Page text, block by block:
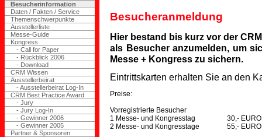
Besucherinformation
Daten / Fakten / Service
Themenschwerpunkte
Ausstellerliste
Messe-Guide
Kongress
- Call for Paper
- Rückblick 2006
- Download
CRM Wissen
Ausstellerbeirat
- Ausstellerbeirat Log-In
CRM Best Practice Award
- Jury
- Jury Log-In
- Gewinner 2006
- Gewinner 2005
Partner & Sponsoren
Besucheranmeldung
Hier bestand bis kurz vor der
als Besucher anzumelden, um
Messe + Kongress zu sichern.
Eintrittskarten erhalten Sie an den
Preise:
Vorregistrierte Besucher
1 Messe- und Kongresstag
2 Messe- und Kongresstage
30,- EURO
55,- EURO